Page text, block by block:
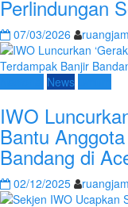
Perlindungan
07/03/2026
News
IWO
Bantu
Bandang di
02/12/2025